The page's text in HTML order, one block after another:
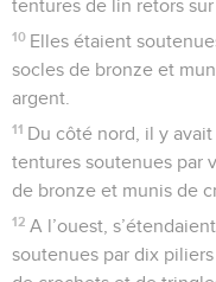
tentures de lin retors
10 Elles étaient
socles de bronze et
argent.
11 Du côté nord, il y
tentures soutenues par
de bronze et munis de
12 A l’ouest,
soutenues par dix